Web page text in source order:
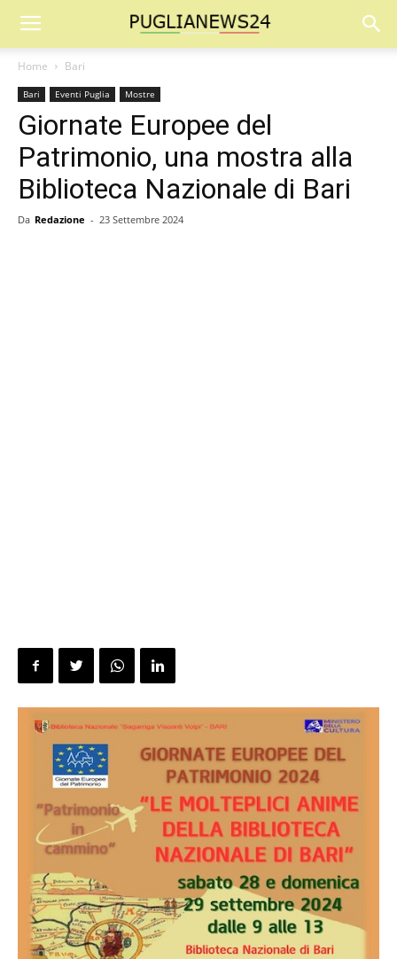
Home Bari
Bari Eventi Puglia Mostre
Giornate Europee del
Patrimonio, una mostra alla
Biblioteca Nazionale di Bari
Da Redazione - 23 Settembre 2024